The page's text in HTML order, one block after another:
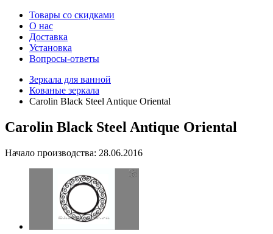
Товары со скидками
О нас
Доставка
Установка
Вопросы-ответы
Зеркала для ванной
Кованые зеркала
Carolin Black Steel Antique Oriental
Carolin Black Steel Antique Oriental
Начало производства: 28.06.2016